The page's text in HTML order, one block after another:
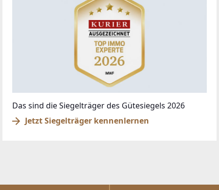
Das sind die Siegelträger des Gütesiegels 2026
Jetzt Siegelträger kennenlernen